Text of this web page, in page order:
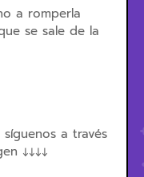
a romperla
se sale de la
a través
↓↓↓↓